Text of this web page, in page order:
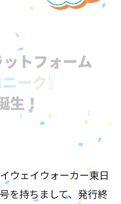
トフォーム
ーク』
生！
ウェイウォーカー東日
を持ちまして、発行終